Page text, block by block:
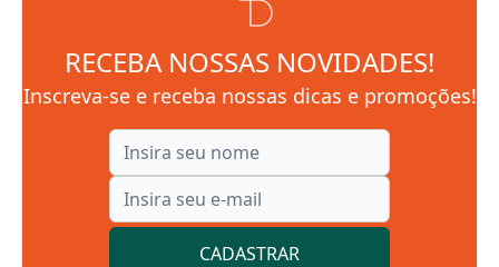
RECEBA NOSSAS NOVIDADES!
Inscreva-se e receba nossas dicas e promoções!
CADASTRAR